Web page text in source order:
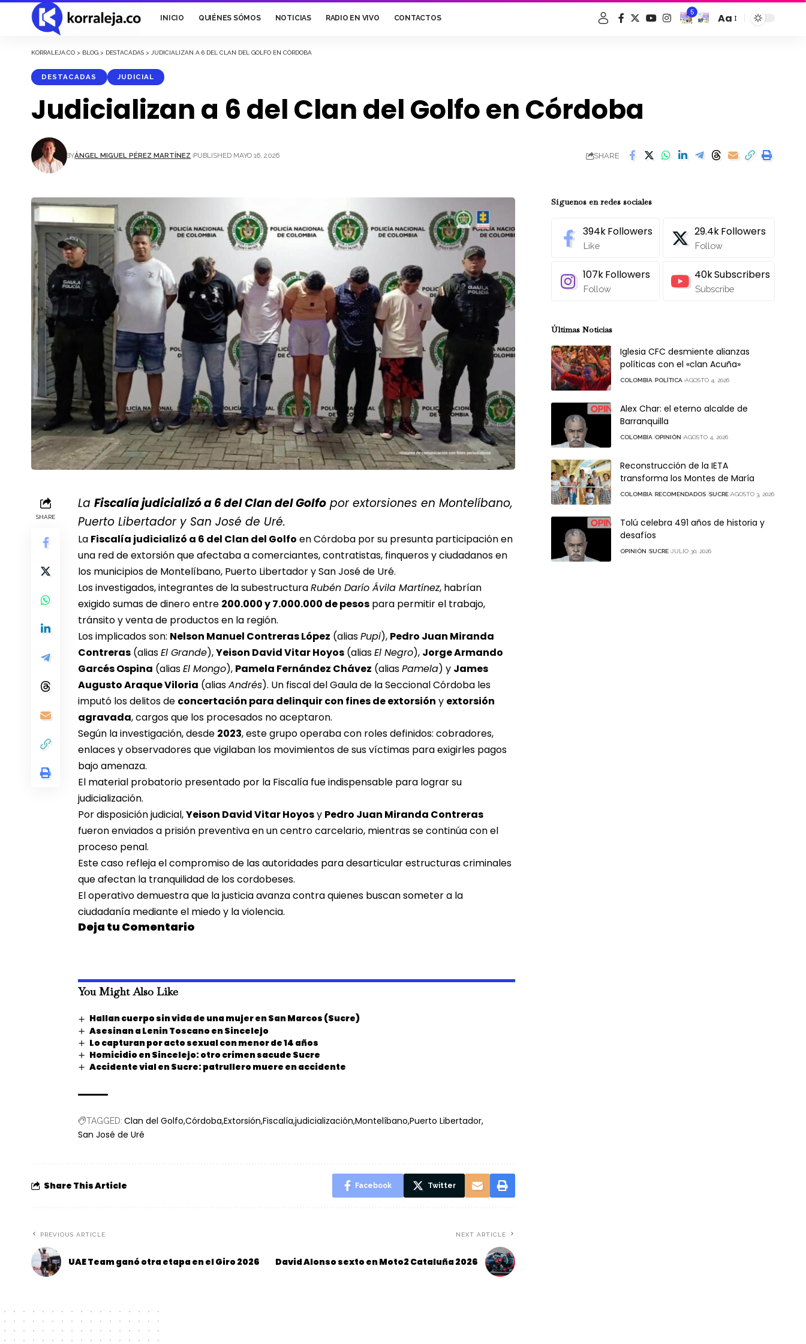
INICIO QUIÉNES SÓMOS NOTICIAS RADIO EN VIVO CONTACTOS
5
Font
Aa
KORRALEJA.CO > BLOG > DESTACADAS > JUDICIALIZAN A 6 DEL CLAN DEL GOLFO EN CÓRDOBA
DESTACADAS JUDICIAL
Judicializan a 6 del Clan del Golfo en Córdoba
BYÁNGEL MIGUEL PÉREZ MARTÍNEZ PUBLISHED MAYO 16, 2026 SHARE
SHARE
La Fiscalía judicializó a 6 del Clan del Golfo por extorsiones en Montelíbano,
Puerto Libertador y San José de Uré.
La Fiscalía judicializó a 6 del Clan del Golfo en Córdoba por su presunta participación en
una red de extorsión que afectaba a comerciantes, contratistas, finqueros y ciudadanos en
los municipios de Montelíbano, Puerto Libertador y San José de Uré.
Los investigados, integrantes de la subestructuraRubén Darío Ávila Martínez, habrían
exigido sumas de dinero entre 200.000 y 7.000.000 de pesos para permitir el trabajo,
tránsito y venta de productos en la región.
Los implicados son: Nelson Manuel Contreras López (aliasPupi), Pedro Juan Miranda
Contreras (aliasEl Grande),Yeison David Vitar Hoyos (aliasEl Negro), Jorge Armando
Garcés Ospina (aliasEl Mongo), Pamela Fernández Chávez (aliasPamela) y James
Augusto Araque Viloria (aliasAndrés). Un fiscal del Gaula de la Seccional Córdoba les
imputó los delitos de concertación para delinquir con fines de extorsión y extorsión
agravada, cargos que los procesados no aceptaron.
Según la investigación, desde 2023, este grupo operaba con roles definidos: cobradores,
enlaces y observadores que vigilaban los movimientos de sus víctimas para exigirles pagos
bajo amenaza.
El material probatorio presentado por la Fiscalía fue indispensable para lograr su
judicialización.
Por disposición judicial,Yeison David Vitar Hoyosy Pedro Juan Miranda Contreras
fueron enviados a prisión preventiva en un centro carcelario, mientras se continúa con el
proceso penal.
Este caso refleja el compromiso de las autoridades para desarticular estructuras criminales
que afectan la tranquilidad de los cordobeses.
El operativo demuestra que la justicia avanza contra quienes buscan someter a la
ciudadanía mediante el miedo y la violencia.
Deja tu Comentario
You Might Also Like
Hallan cuerpo sin vida de una mujer en San Marcos (Sucre)
Asesinan a Lenin Toscano en Sincelejo
Lo capturan por acto sexual con menor de 14 años
Homicidio en Sincelejo: otro crimen sacude Sucre
Accidente vial en Sucre: patrullero muere en accidente
TAGGED: Clan del Golfo Córdoba Extorsión Fiscalía judicialización Montelíbano Puerto Libertador
San José de Uré
Share This Article Facebook Twitter
PREVIOUS ARTICLE
UAE Team ganó otra etapa en el Giro 2026
NEXT ARTICLE
David Alonso sexto en Moto2 Cataluña 2026
Síguenos en redes sociales
394kFollowers
Like
29.4kFollowers
Follow
107kFollowers
Follow
40kSubscribers
Subscribe
Últimas Noticias
Iglesia CFC desmiente alianzas
políticas con el «clan Acuña»
COLOMBIA POLÍTICA AGOSTO 4, 2026
Alex Char: el eterno alcalde de
Barranquilla
COLOMBIA OPINIÓN AGOSTO 4, 2026
Reconstrucción de la IETA
transforma los Montes de María
COLOMBIA RECOMENDADOS SUCRE AGOSTO 3, 2026
Tolú celebra 491 años de historia y
desafíos
OPINIÓN SUCRE JULIO 30, 2026